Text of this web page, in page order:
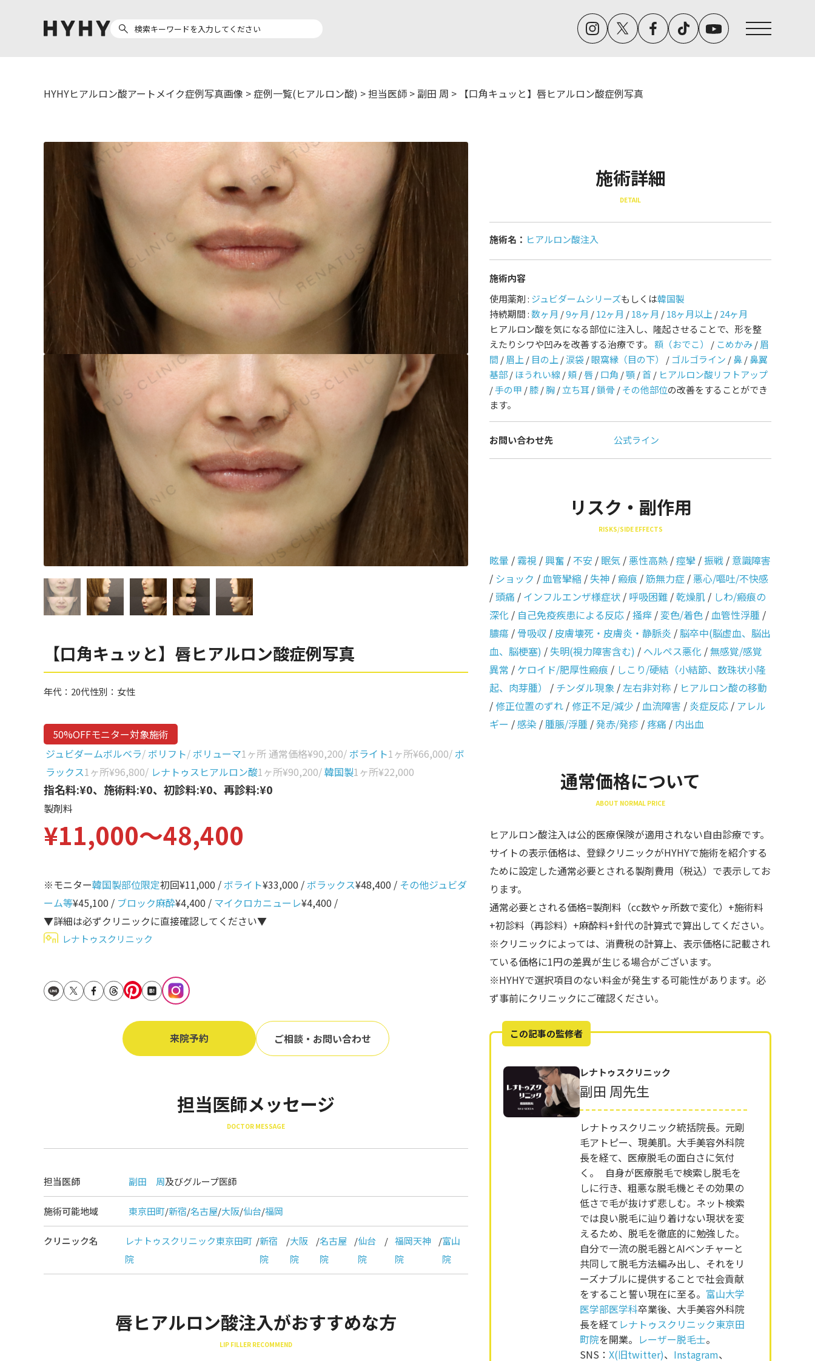
医療脱毛症例一覧
アートメイク症例一覧
クリニック一覧
医師一覧
看護師一覧
新着情報
お問い合わせ
プライバシーポリシー
規約
コラム
東山 麻伊子
眼窩縁（目の下）
ヒアルロン酸リフトアッ
Preparation
製剤から探す
ボリューマ
ボリフト
ボルベラ
ボライト
レナトゥスヒアルロン酸
ネハ
スネコス
糸リフト
目の下のクマ取り
その他
性別から探す
男性
Age
年代から探す
20代
30代
40代
60代
80代
90代
Region
東京
名古屋
仙台
HYHYヒアルロン酸アートメイク症例写真画像 >症例一覧(ヒアルロン酸) >担当医師 > 副田 周 > 【口角キュッと】唇ヒアルロン酸症例写真
【口角キュッと】唇ヒアルロン酸症例写真
年代： 20代性別： 女性
50%OFFモニター対象施術
ジュビダームボルベラ/ ボリフト/ ボリューマ1ヶ所 通常価格¥90,200/ ボライト1ヶ所¥66,000/ ボ
ラックス1ヶ所¥96,800/ レナトゥスヒアルロン酸1ヶ所¥90,200/韓国製1ヶ所¥22,000
指名料:¥0、施術料:¥0、初診料:¥0、再診料:¥0
製剤料
¥11,000〜48,400
※モニター韓国製部位限定初回¥11,000 / ボライト¥33,000 / ボラックス¥48,400 / その他ジュビダ
ーム等¥45,100 / ブロック麻酔¥4,400 / マイクロカニューレ¥4,400 /
▼詳細は必ずクリニックに直接確認してください▼
レナトゥスクリニック
来院予約 ご相談・お問い合わせ
担当医師メッセージ
DOCTOR MESSAGE
担当医師 副田 周及びグループ医師
施術可能地域 東京田町/新宿/名古屋/大阪/仙台/福岡
クリニック名
レナトゥスクリニック東京田町
院
/新宿
院
/大阪
院
/名古屋
院
/仙台
院
/ 福岡天神
院
/富山
院
唇ヒアルロン酸注入がおすすめな方
LIP FILLER RECOMMEND
施術詳細
DETAIL
施術名： ヒアルロン酸注入
施術内容
使用薬剤 : ジュビダームシリーズもしくは韓国製
持続期間 :数ヶ月 /9ヶ月 /12ヶ月 /18ヶ月 /18ヶ月以上 /24ヶ月
ヒアルロン酸を気になる部位に注入し、隆起させることで、形を整
えたりシワや凹みを改善する治療です。 額（おでこ） / こめかみ/眉
間 /眉上 / 目の上 /涙袋/眼窩縁（目の下） / ゴルゴライン /鼻/鼻翼
基部/ ほうれい線/頬/唇/口角 /顎/首/ ヒアルロン酸リフトアップ
/手の甲 /膝/胸/立ち耳/鎖骨 /その他部位の改善をすることができ
ます。
お問い合わせ先 公式ライン
リスク・副作用
RISKS/SIDE EFFECTS
眩暈 /霧視 /興奮 / 不安 / 眠気 /悪性高熱 /痙攣 /振戦 / 意識障害
/ ショック /血管攣縮 /失神 /瘢痕 /筋無力症 /悪心/嘔吐/不快感
/頭痛 / インフルエンザ様症状 / 呼吸困難 /乾燥肌 / しわ/瘢痕の
深化 / 自己免疫疾患による反応 /掻痒 /変色/着色 /血管性浮腫 /
膿瘍 / 骨吸収 / 皮膚壊死・皮膚炎・静脈炎 /脳卒中(脳虚血、脳出
血、脳梗塞) /失明(視力障害含む) / ヘルペス悪化 /無感覚/感覚
異常 / ケロイド/肥厚性瘢痕 / しこり/硬結（小結節、数珠状小隆
起、肉芽腫）
/ チンダル現象 /左右非対称 / ヒアルロン酸の移動
/修正位置のずれ /修正不足/減少 /血流障害 / 炎症反応 / アレル
ギー /感染 /腫脹/浮腫 /発赤/発疹 /疼痛 / 内出血
通常価格について
ABOUT NORMAL PRICE
ヒアルロン酸注入は公的医療保険が適用されない自由診療です。
サイトの表示価格は、登録クリニックがHYHYで施術を紹介する
ために設定した通常必要とされる製剤費用（税込）で表示してお
ります。
通常必要とされる価格=製剤料（cc数やヶ所数で変化）+施術料
+初診料（再診料）+麻酔料+針代の計算式で算出してください。
※クリニックによっては、消費税の計算上、表示価格に記載され
ている価格に1円の差異が生じる場合がございます。
※HYHYで選択項目のない料金が発生する可能性があります。必
ず事前にクリニックにご確認ください。
この記事の監修者
レナトゥスクリニック
副田 周先生
レナトゥスクリニック統括院長。元剛
毛アトピー、現美肌。大手美容外科院
長を経て、医療脱毛の面白さに気付
く。 自身が医療脱毛で検索し脱毛を
しに行き、粗悪な脱毛機とその効果の
低さで毛が抜けず悲しむ。ネット検索
では良い脱毛に辿り着けない現状を変
えるため、脱毛を徹底的に勉強した。
自分で一流の脱毛器とAIベンチャーと
共同して脱毛方法編み出し、それをリ
ーズナブルに提供することで社会貢献
をすること誓い現在に至る。 富山大学
医学部医学科卒業後、大手美容外科院
長を経て レナトゥスクリニック東京田
町院を開業。 レーザー脱毛士。
SNS： X(旧twitter)、 Instagram、